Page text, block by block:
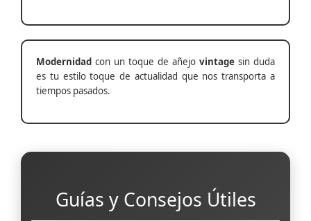
Modernidad con un toque de añejo vintage sin duda
es tu estilo toque de actualidad que nos transporta a
tiempos pasados.
Guías y Consejos Útiles